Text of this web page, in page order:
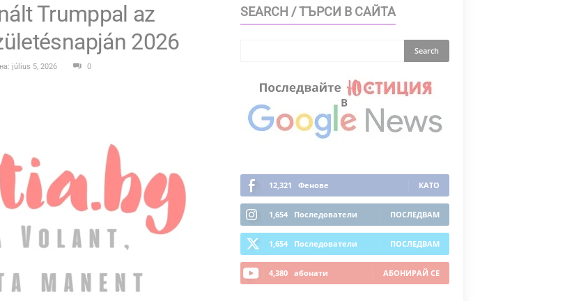
Trumppal az
2026
július 5, 2026 0
SEARCH / ТЪРСИ В САЙТА
12,321 Фенове КАТО
1,654 Последователи ПОСЛЕДВАМ
1,654 Последователи ПОСЛЕДВАМ
4,380 абонати АБОНИРАЙ СЕ